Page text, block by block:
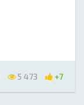
5 473 +7